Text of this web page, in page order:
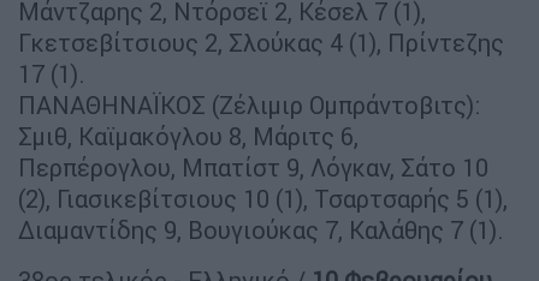
Μάντζαρης 2, Ντόρσεϊ 2, Κέσελ 7 (1),
Γκετσεβίτσιους 2, Σλούκας 4 (1), Πρίντεζης
17 (1).
ΠΑΝΑΘΗΝΑΪΚΟΣ (Ζέλιμιρ Ομπράντοβιτς):
Σμιθ, Καϊμακόγλου 8, Μάριτς 6,
Περπέρογλου, Μπατίστ 9, Λόγκαν, Σάτο 10
(2), Γιασικεβίτσιους 10 (1), Τσαρτσαρής 5 (1),
Διαμαντίδης 9, Βουγιούκας 7, Καλάθης 7 (1).